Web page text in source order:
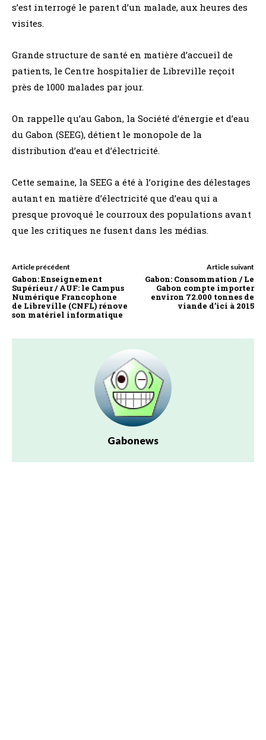
s’est interrogé le parent d’un malade, aux heures des
visites.
Grande structure de santé en matière d’accueil de
patients, le Centre hospitalier de Libreville reçoit
près de 1000 malades par jour.
On rappelle qu’au Gabon, la Société d’énergie et d’eau
du Gabon (SEEG), détient le monopole de la
distribution d’eau et d’électricité.
Cette semaine, la SEEG a été à l’origine des délestages
autant en matière d’électricité que d’eau qui a
presque provoqué le courroux des populations avant
que les critiques ne fusent dans les médias.
Article précédent
Gabon: Enseignement
Supérieur / AUF: le Campus
Numérique Francophone
de Libreville (CNFL) rénove
son matériel informatique
Article suivant
Gabon: Consommation / Le
Gabon compte importer
environ 72.000 tonnes de
viande d’ici à 2015
Gabonews